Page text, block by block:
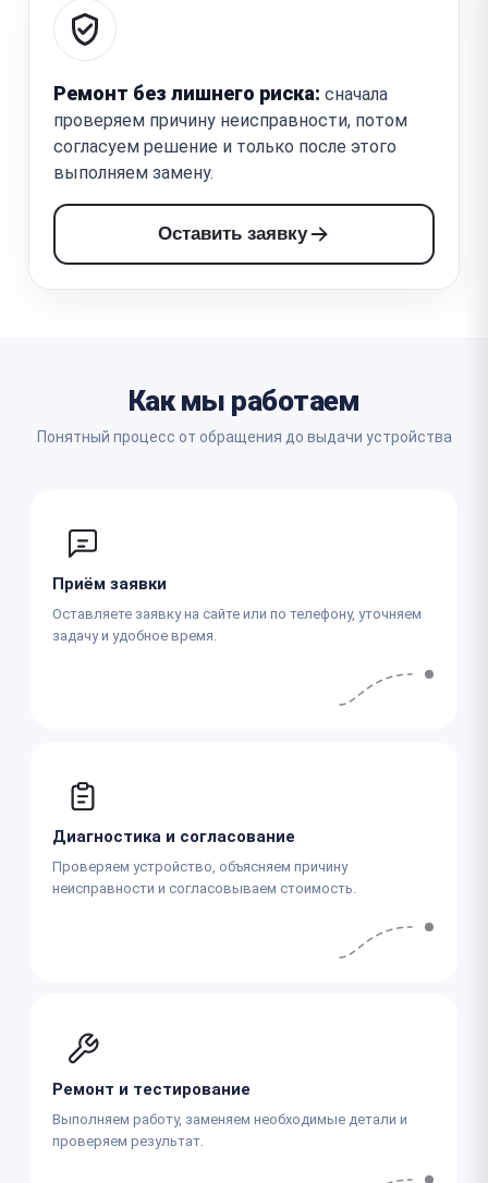
Ремонт без лишнего риска: сначала
проверяем причину неисправности, потом
согласуем решение и только после этого
выполняем замену.
Оставить заявку
Как мы работаем
Понятный процесс от обращения до выдачи устройства
Приём заявки
Оставляете заявку на сайте или по телефону, уточняем
задачу и удобное время.
Диагностика и согласование
Проверяем устройство, объясняем причину
неисправности и согласовываем стоимость.
Ремонт и тестирование
Выполняем работу, заменяем необходимые детали и
проверяем результат.